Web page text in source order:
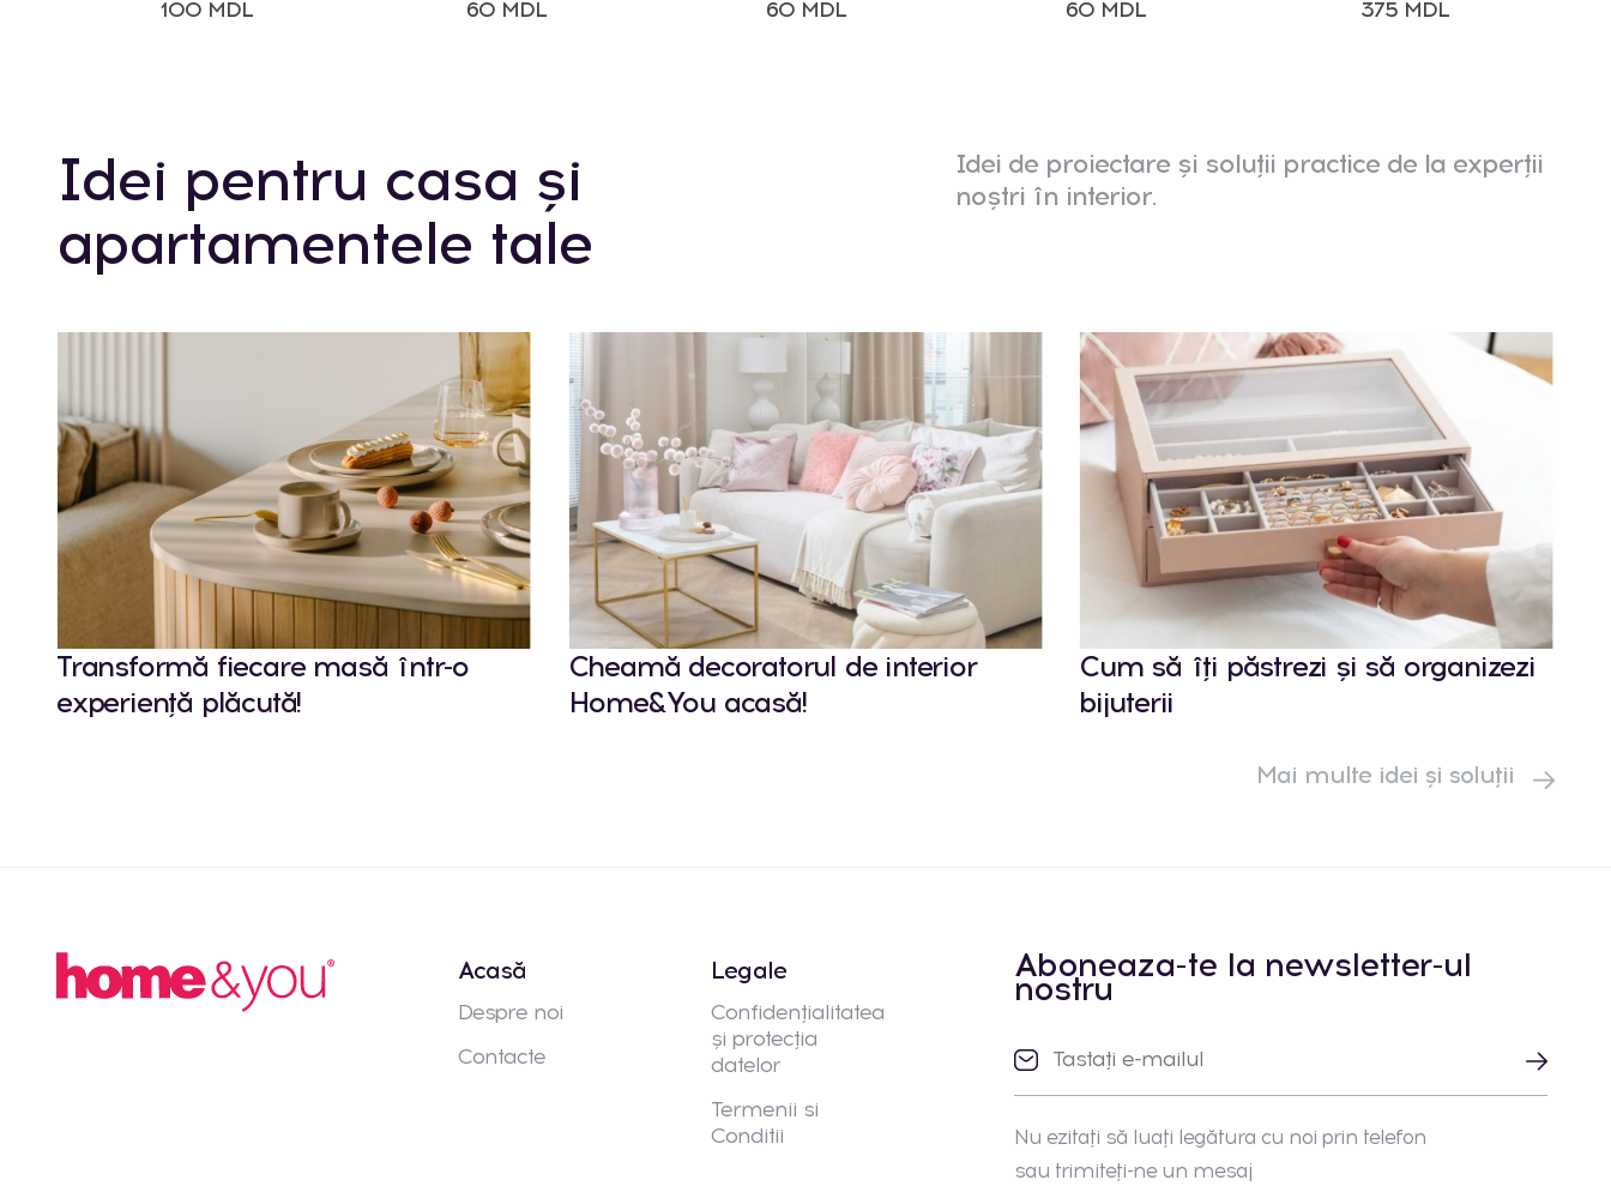
100 MDL
60 MDL
60 MDL
60 MDL
motiv animal
375 MDL
Idei pentru casa și
apartamentele tale
Idei de proiectare și soluții practice de la experții
noștri în interior.
Transformă fiecare masă într-o
experiență plăcută!
Cheamă decoratorul de interior
Home&You acasă!
Cum să îți păstrezi și să organizezi
bijuterii
Mai multe idei și soluții
Acasă
Despre noi
Contacte
Legale
Confidențialitatea
și protecția
datelor
Termenii si
Conditii
Aboneaza-te la newsletter-ul
nostru
Nu ezitați să luați legătura cu noi prin telefon
sau trimiteți-ne un mesaj